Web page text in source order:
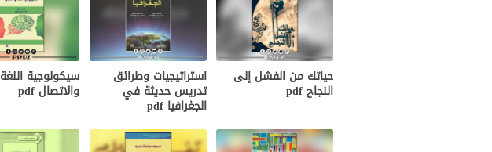
حياتك من الفشل إلى
النجاح pdf
استراتيجيات وطرائق
تدريس حديثة في
الجغرافيا pdf
سيكولوجية اللغة
والاتصال pdf